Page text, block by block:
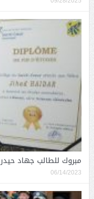
مبروك للطالب جهاد حيدر
06/14/2023